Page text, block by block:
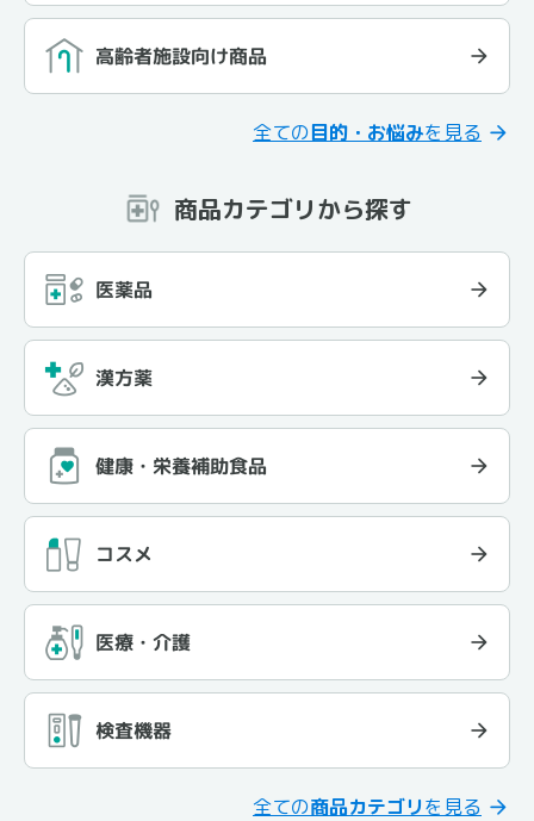
高齢者施設向け商品
全ての目的・お悩みを見る
商品カテゴリから探す
医薬品
漢方薬
健康・栄養補助食品
コスメ
医療・介護
検査機器
全ての商品カテゴリを見る